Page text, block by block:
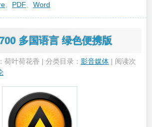
PDF Word
多国语言 绿色便携版
荷叶荷花香 | 分类目录： 影音媒体 | 阅读次